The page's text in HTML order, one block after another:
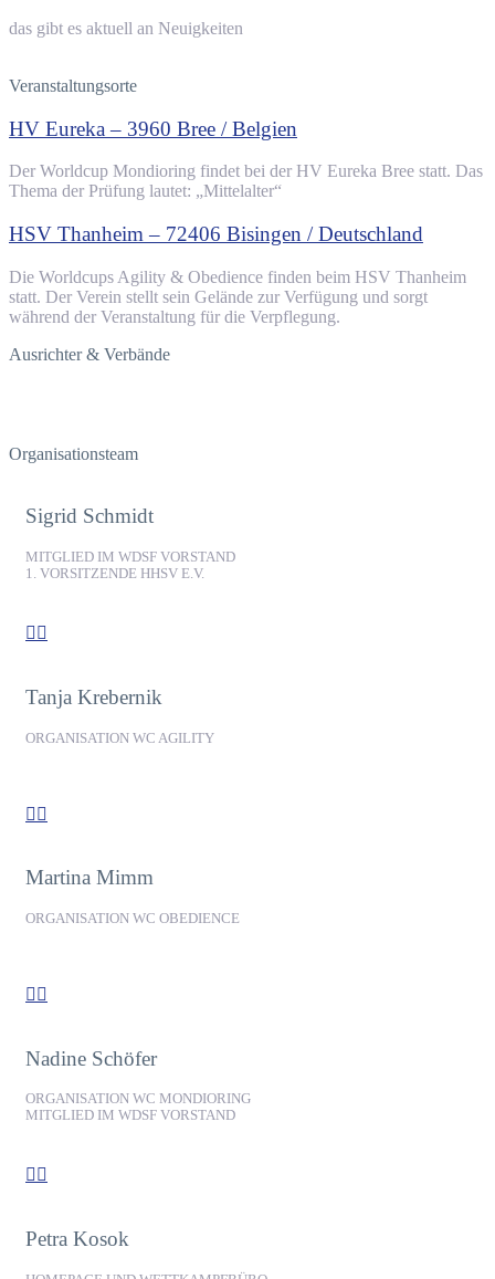
das gibt es aktuell an Neuigkeiten
Veranstaltungsorte
HV Eureka – 3960 Bree / Belgien
Der Worldcup Mondioring findet bei der HV Eureka Bree statt. Das
Thema der Prüfung lautet: „Mittelalter“
HSV Thanheim – 72406 Bisingen / Deutschland
Die Worldcups Agility & Obedience finden beim HSV Thanheim
statt. Der Verein stellt sein Gelände zur Verfügung und sorgt
während der Veranstaltung für die Verpflegung.
Ausrichter & Verbände
Organisationsteam
Sigrid Schmidt
MITGLIED IM WDSF VORSTAND
1. VORSITZENDE HHSV E.V.
 
Tanja Krebernik
ORGANISATION WC AGILITY
 
Martina Mimm
ORGANISATION WC OBEDIENCE
 
Nadine Schöfer
ORGANISATION WC MONDIORING
MITGLIED IM WDSF VORSTAND
 
Petra Kosok